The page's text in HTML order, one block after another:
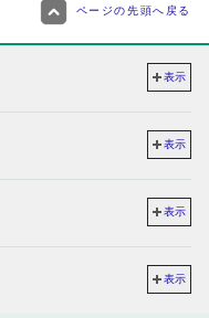
ページの先頭へ戻る
表示
表示
表示
表示